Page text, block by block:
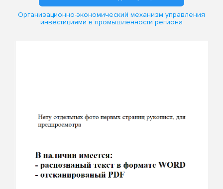
Организационно-экономический механизм управления
инвестициями в промышленности региона